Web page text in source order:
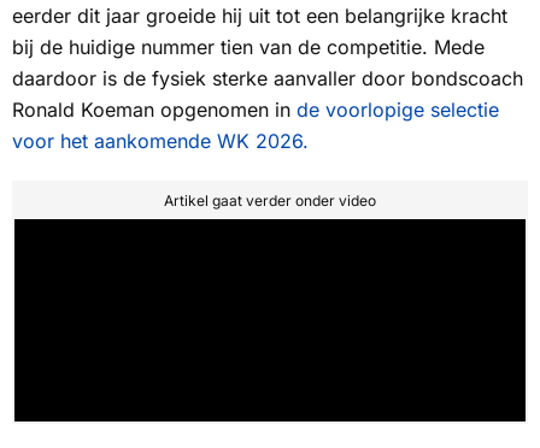
eerder dit jaar groeide hij uit tot een belangrijke kracht
bij de huidige nummer tien van de competitie. Mede
daardoor is de fysiek sterke aanvaller door bondscoach
Ronald Koeman opgenomen in de voorlopige selectie
voor het aankomende WK 2026.
Artikel gaat verder onder video